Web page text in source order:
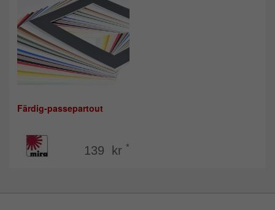
Färdig-passepartout
139 kr *